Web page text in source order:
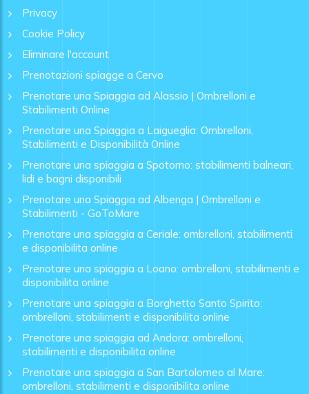
Privacy
Cookie Policy
Eliminare l'account
Prenotazioni spiagge a Cervo
Prenotare una Spiaggia ad Alassio | Ombrelloni e
Stabilimenti Online
Prenotare una Spiaggia a Laigueglia: Ombrelloni,
Stabilimenti e Disponibilità Online
Prenotare una spiaggia a Spotorno: stabilimenti balneari,
lidi e bagni disponibili
Prenotare una Spiaggia ad Albenga | Ombrelloni e
Stabilimenti - GoToMare
Prenotare una spiaggia a Ceriale: ombrelloni, stabilimenti
e disponibilita online
Prenotare una spiaggia a Loano: ombrelloni, stabilimenti e
disponibilita online
Prenotare una spiaggia a Borghetto Santo Spirito:
ombrelloni, stabilimenti e disponibilita online
Prenotare una spiaggia ad Andora: ombrelloni,
stabilimenti e disponibilita online
Prenotare una spiaggia a San Bartolomeo al Mare:
ombrelloni, stabilimenti e disponibilita online